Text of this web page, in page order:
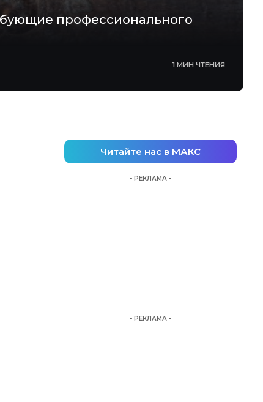
профессионального
1 МИН ЧТЕНИЯ
Читайте нас в МАКС
- РЕКЛАМА -
- РЕКЛАМА -